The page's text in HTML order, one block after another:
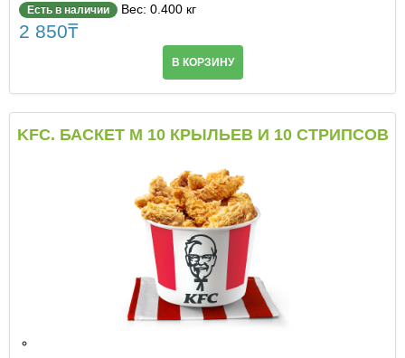
Есть в наличии Вес: 0.400 кг
2 850₸
В КОРЗИНУ
KFC. БАСКЕТ М 10 КРЫЛЬЕВ И 10 СТРИПСОВ